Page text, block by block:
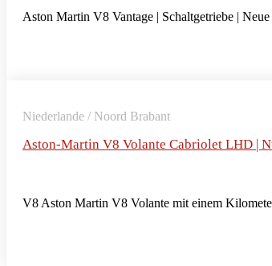
Aston Martin V8 Vantage | Schaltgetriebe |
Niederlande / Noord Brabant
Aston-Martin V8 Volante Cabriolet LHD |
V8 Aston Martin V8 Volante mit einem